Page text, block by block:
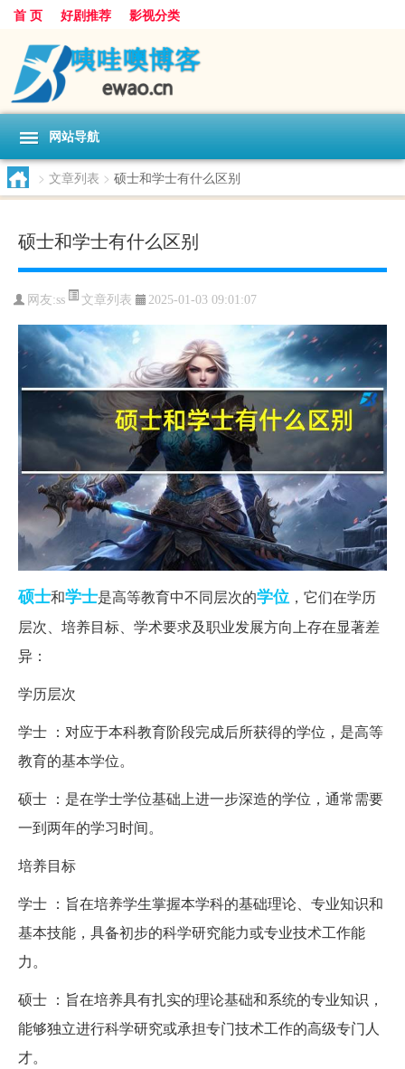
首 页 好剧推荐 影视分类
网站导航
> 文章列表 > 硕士和学士有什么区别
硕士和学士有什么区别
网友:ss 文章列表 2025-01-03 09:01:07
硕士和学士是高等教育中不同层次的学位 ，它们在学历
层次、培养目标、学术要求及职业发展方向上存在显著差
异：
学历层次
学士 ：对应于本科教育阶段完成后所获得的学位，是高等
教育的基本学位。
硕士 ：是在学士学位基础上进一步深造的学位，通常需要
一到两年的学习时间。
培养目标
学士 ：旨在培养学生掌握本学科的基础理论、专业知识和
基本技能，具备初步的科学研究能力或专业技术工作能
力。
硕士 ：旨在培养具有扎实的理论基础和系统的专业知识，
能够独立进行科学研究或承担专门技术工作的高级专门人
才。